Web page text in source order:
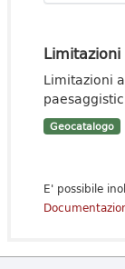
Limitazioni
Geocatalogo
E' possibile